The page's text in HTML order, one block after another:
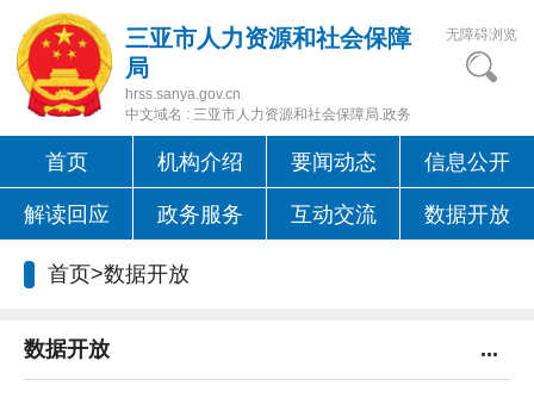
三亚市人力资源和社会保障
局
hrss.sanya.gov.cn
中文域名 : 三亚市人力资源和社会保障局.政务
无障碍浏览
首页 机构介绍 要闻动态 信息公开
解读回应 政务服务 互动交流 数据开放
首页>数据开放
数据开放 ...